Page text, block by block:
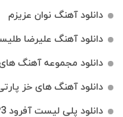
دانلود آهنگ نوان عزیزم
دانلود آهنگ علیرضا
دانلود مجموعه آهنگ
دانلود آهنگ های خز پارتی
دانلود پلی لیست آفرود MP3 (ریمیکس جدید) ایرانی و خارجی